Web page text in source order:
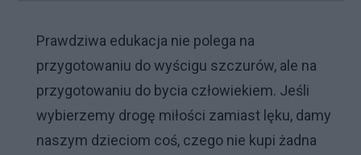
Prawdziwa edukacja nie polega na
przygotowaniu do wyścigu szczurów, ale na
przygotowaniu do bycia człowiekiem. Jeśli
wybierzemy drogę miłości zamiast lęku, damy
naszym dzieciom coś, czego nie kupi żadna